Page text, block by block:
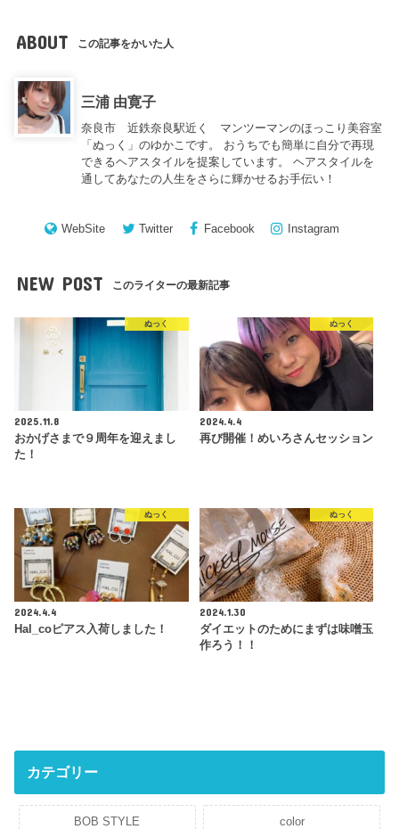
ABOUT この記事をかいた人
三浦 由寛子
奈良市 近鉄奈良駅近く マンツーマンのほっこり美容室
「ぬっく」のゆかこです。 おうちでも簡単に自分で再現
できるヘアスタイルを提案しています。 ヘアスタイルを
通してあなたの人生をさらに輝かせるお手伝い！
WebSite Twitter Facebook Instagram
NEW POST このライターの最新記事
ぬっく
2025.11.8
おかげさまで９周年を迎えまし
た！
ぬっく
2024.4.4
再び開催！めいろさんセッション
ぬっく
2024.4.4
Hal_coピアス入荷しました！
ぬっく
2024.1.30
ダイエットのためにまずは味噌玉
作ろう！！
カテゴリー
BOB STYLE color